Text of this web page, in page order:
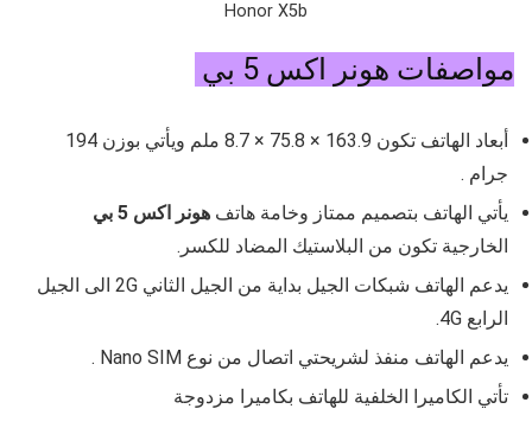
Honor X5b
مواصفات هونر اكس 5 بي
أبعاد الهاتف تكون 163.9 × 75.8 × 8.7 ملم ويأتي بوزن 194
جرام .
يأتي الهاتف بتصميم ممتاز وخامة هاتف هونر اكس 5 بي
الخارجية تكون من البلاستيك المضاد للكسر.
يدعم الهاتف شبكات الجيل بداية من الجيل الثاني 2G الى الجيل
الرابع 4G.
يدعم الهاتف منفذ لشريحتي اتصال من نوع Nano SIM .
تأتي الكاميرا الخلفية للهاتف بكاميرا مزدوجة